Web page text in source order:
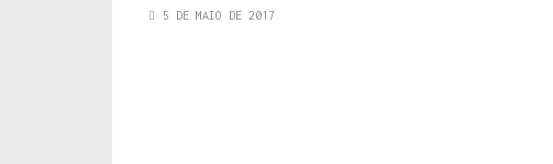
5 DE MAIO DE 2017